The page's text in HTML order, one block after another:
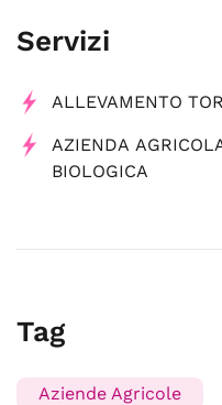
Servizi
ALLEVAMENTO
AZIENDA
BIOLOGICA
Tag
Aziende Agricole